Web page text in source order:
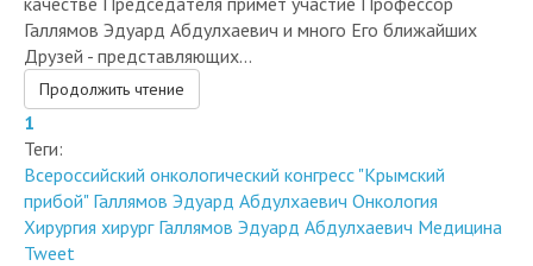
Галлямов Эдуард Абдулхаевич и много Его ближайших
Друзей - представляющих...
Продолжить чтение
1
Теги:
Всероссийский онкологический конгресс "Крымский
прибой" Галлямов Эдуард Абдулхаевич Онкология
Хирургия хирург Галлямов Эдуард Абдулхаевич Медицина
Tweet